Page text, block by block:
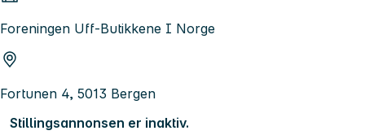
Foreningen Uff-Butikkene I Norge
Fortunen 4, 5013 Bergen
Stillingsannonsen er inaktiv.